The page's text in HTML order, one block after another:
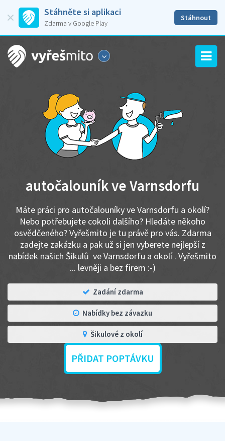
Stáhněte si aplikaci
Zdarma v Google Play
Stáhnout
autočalouník ve Varnsdorfu
Máte práci pro autočalouníky ve Varnsdorfu a okolí?
Nebo potřebujete cokoli dalšího? Hledáte někoho
osvědčeného? Vyřešmito je tu právě pro vás. Zdarma
zadejte zakázku a pak už si jen vyberete nejlepší z
nabídek našich Šikulů ve Varnsdorfu a okolí . Vyřešmito
... levněji a bez firem :-)
Zadání zdarma
Nabídky bez závazku
Šikulové z okolí
PŘIDAT POPTÁVKU